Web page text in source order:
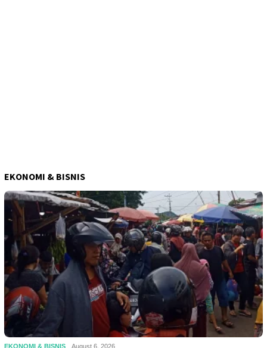
EKONOMI & BISNIS
EKONOMI & BISNIS August 6, 2026